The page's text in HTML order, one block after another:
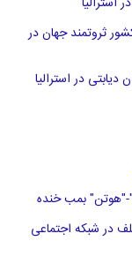
، هفتمین کشور ثروتمند جهان در
در استرالیا
"هوتن" بمب خنده
در شبکه اجتماعی